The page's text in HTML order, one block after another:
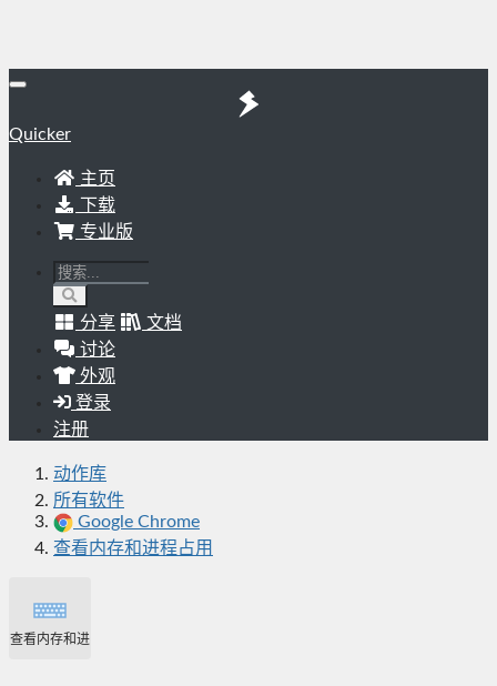
Quicker
主页
下载
专业版
分享
文档
讨论
外观
登录
注册
动作库
所有软件
Google Chrome
查看内存和进程占用
查看内存和进程占用